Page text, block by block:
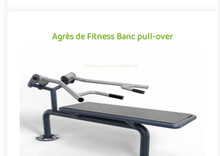
Agrès de Fitness Banc pull-over
Agrès de Fitness Banc pull-over
Appareil de fitness pour aménagements extérieurs accessible à
partir de 14 ans, le Banc de musculation Pull-over permet à ses..
Offre partenaire